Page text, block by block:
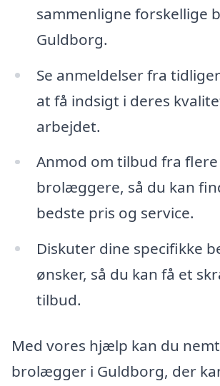
sammenligne forskellige
Guldborg.
Se anmeldelser fra
at få indsigt i deres
arbejdet.
Anmod om tilbud fra flere
brolæggere, så du kan
bedste pris og service.
Diskuter dine specifikke
ønsker, så du kan få et
tilbud.
Med vores hjælp kan du
brolægger i Guldborg, der